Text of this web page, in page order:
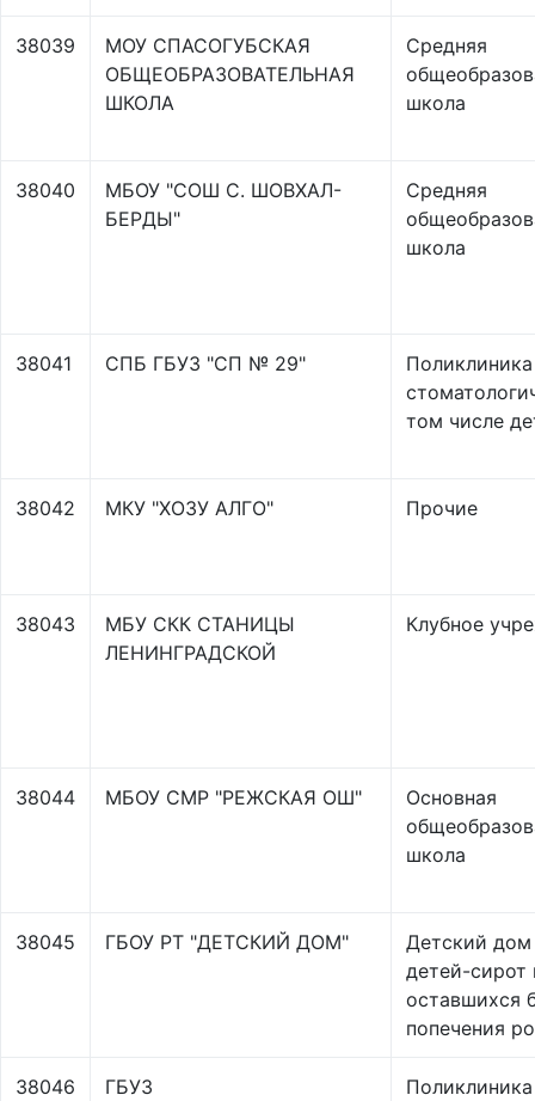
38039
МОУ СПАСОГУБСКАЯ
ОБЩЕОБРАЗОВАТЕЛЬНАЯ
ШКОЛА
Средняя
школа
38040
МБОУ "СОШ С. ШОВХАЛ-
БЕРДЫ"
Средняя
школа
38041 СПБ ГБУЗ "СП № 29"
Поликлиника
том числе
38042 МКУ "ХОЗУ АЛГО" Прочие
38043
МБУ СКК СТАНИЦЫ
ЛЕНИНГРАДСКОЙ
Клубное
38044 МБОУ СМР "РЕЖСКАЯ ОШ"
Основная
школа
38045 ГБОУ РТ "ДЕТСКИЙ ДОМ"
Детский дом
детей-сирот
оставшихся
попечения
38046
ГБУЗ
Поликлиника